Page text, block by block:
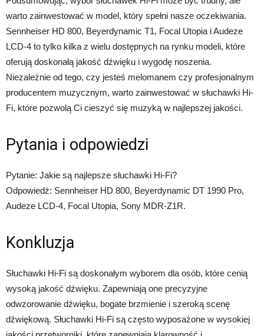
warto zainwestować w model, który spełni nasze oczekiwania.
Sennheiser HD 800, Beyerdynamic T1, Focal Utopia i Audeze
LCD-4 to tylko kilka z wielu dostępnych na rynku modeli, które
oferują doskonałą jakość dźwięku i wygodę noszenia.
Niezależnie od tego, czy jesteś melomanem czy profesjonalnym
producentem muzycznym, warto zainwestować w słuchawki Hi-
Fi, które pozwolą Ci cieszyć się muzyką w najlepszej jakości.
Pytania i odpowiedzi
Pytanie: Jakie są najlepsze słuchawki Hi-Fi?
Odpowiedź: Sennheiser HD 800, Beyerdynamic DT 1990 Pro,
Audeze LCD-4, Focal Utopia, Sony MDR-Z1R.
Konkluzja
Słuchawki Hi-Fi są doskonałym wyborem dla osób, które cenią
wysoką jakość dźwięku. Zapewniają one precyzyjne
odwzorowanie dźwięku, bogate brzmienie i szeroką scenę
dźwiękową. Słuchawki Hi-Fi są często wyposażone w wysokiej